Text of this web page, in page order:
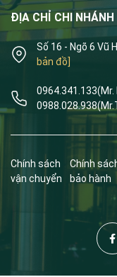
ĐỊA CHỈ CHI NHÁNH
Số 16 - Ngõ 6 Vũ
bản đồ]
0964.341.133(Mr.
0988.028.938
Chính sách
vận chuyển
Chính
bảo hành